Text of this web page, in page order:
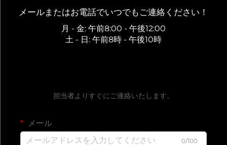
メールまたはお電話でいつでもご連絡ください！
月 - 金: 午前8:00 - 午後12:00
土 - 日: 午前8時 - 午後10時
担当者よりすぐにご連絡いたします。
メール
0/100